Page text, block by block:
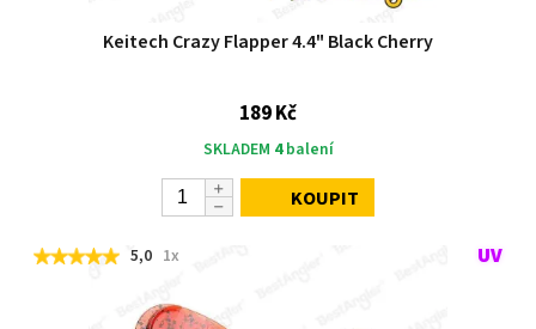
Keitech Crazy Flapper 4.4" Black Cherry
189 Kč
SKLADEM 4balení
KOUPIT
5,0 1x